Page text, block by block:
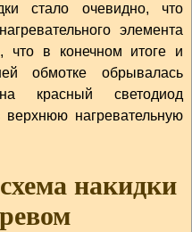
стало очевидно, что
элемента
что в конечном итоге и
обмотке обрывалась
красный светодиод
нагревательную
накидки